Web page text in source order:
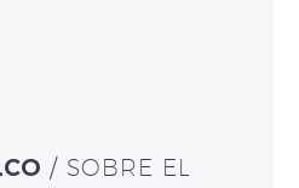
/ SOBRE EL